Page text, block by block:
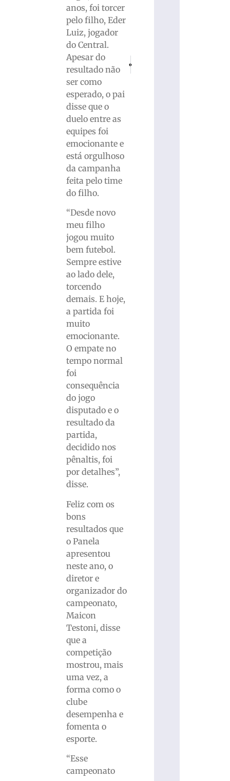
anos, foi torcer
pelo filho, Eder
Luiz, jogador
do Central.
Apesar do
resultado não
ser como
esperado, o pai
disse que o
duelo entre as
equipes foi
emocionante e
está orgulhoso
da campanha
feita pelo time
do filho.
“Desde novo
meu filho
jogou muito
bem futebol.
Sempre estive
ao lado dele,
torcendo
demais. E hoje,
a partida foi
muito
emocionante.
O empate no
tempo normal
foi
consequência
do jogo
disputado e o
resultado da
partida,
decidido nos
pênaltis, foi
por detalhes”,
disse.
Feliz com os
bons
resultados que
o Panela
apresentou
neste ano, o
diretor e
organizador do
campeonato,
Maicon
Testoni, disse
que a
competição
mostrou, mais
uma vez, a
forma como o
clube
desempenha e
fomenta o
esporte.
“Esse
campeonato
Bombeiros auxiliam parto emergencial